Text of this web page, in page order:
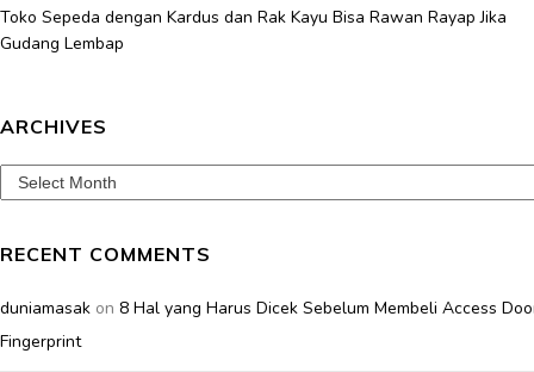
Toko Sepeda dengan Kardus dan Rak Kayu Bisa Rawan Rayap Jika
Gudang Lembap
ARCHIVES
Archives
RECENT COMMENTS
duniamasak on 8 Hal yang Harus Dicek Sebelum Membeli Access
Fingerprint